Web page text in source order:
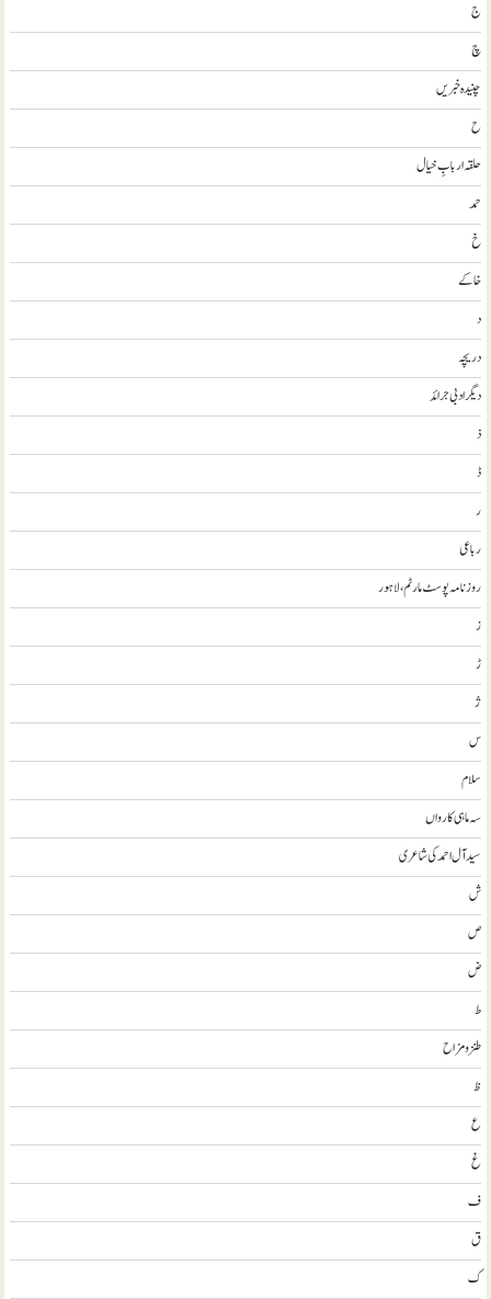
ج
چ
چنیدہ خبریں
ح
حلقہ اربابِ خیال
حمد
خ
خاکے
د
دریچہ
ديگر ادبی جرائد
ذ
ڈ
ر
رباعی
روزنامہ پوسٹ مارٹم، لاہور
ز
ڑ
ژ
س
سلام
سہ ماہی کارواں
سيد آل احمد کی شاعری
ش
ص
ض
ط
طنز و مزاح
ظ
ع
غ
ف
ق
ک